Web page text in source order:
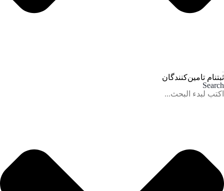
ثبتنام تامین‌کنندگان
Search